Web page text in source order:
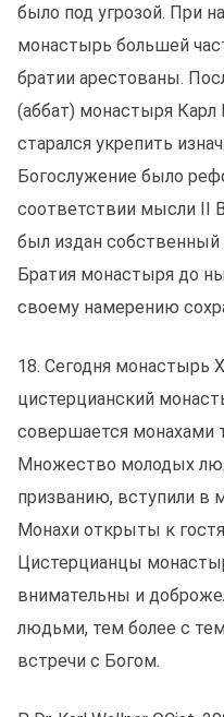
было под угрозой. При
монастырь большей
братии арестованы.
(аббат) монастыря
старался укрепить
Богослужение было
соответствии мысли II
был издан собственный
Братия монастыря до
своему намерению
18. Сегодня монастырь
цистерцианский
совершается монахами
Множество молодых
призванию, вступили в
Монахи открыты к
Цистерцианцы
внимательны и
людьми, тем более с
встречи с Богом.